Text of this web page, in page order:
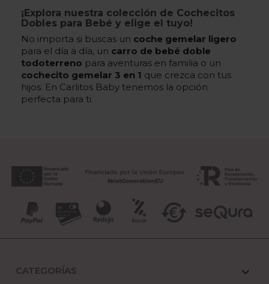
¡Explora nuestra colección de Cochecitos
Dobles para Bebé y elige el tuyo!
No importa si buscas un coche gemelar ligero
para el día a día, un carro de bebé doble
todoterreno para aventuras en familia o un
cochecito gemelar 3 en 1 que crezca con tus
hijos. En Carlitos Baby tenemos la opción
perfecta para ti.
CATEGORÍAS 